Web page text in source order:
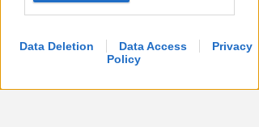
Data Deletion Data Access
Privacy
Policy